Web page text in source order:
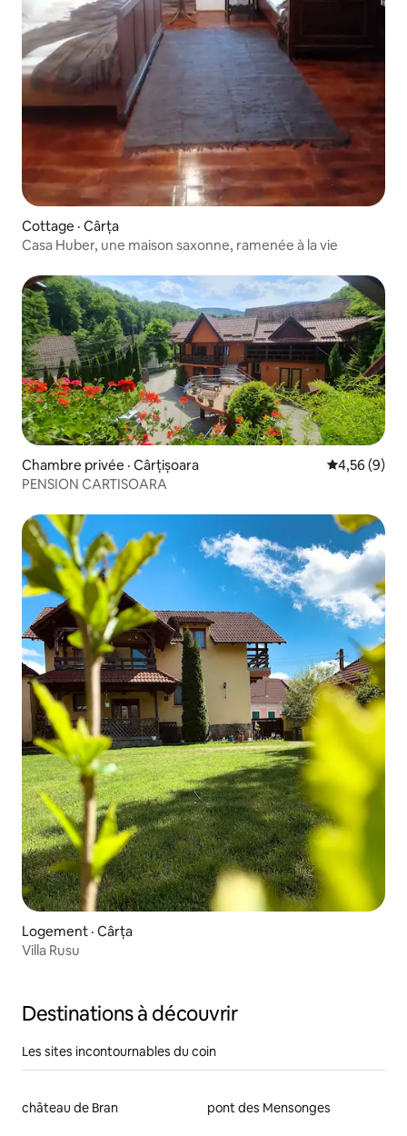
Cottage · Cârța
Casa Huber, une maison saxonne, ramenée à la vie
Chambre privée · Cârțișoara Note
4,56 (9)
PENSION CARTISOARA
Logement · Cârța
Villa Rusu
Destinations à découvrir
Les sites incontournables du coin
château de Bran pont des Mensonges